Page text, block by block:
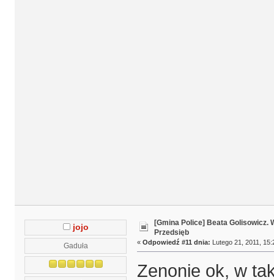
jojo
Gaduła
[Gmina Police] Beata Golisowicz.
Przedsięb
« Odpowiedź #11 dnia: Lutego 21, 2011,
Zenonie ok, w